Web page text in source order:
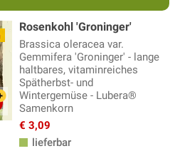
Rosenkohl 'Groninger'
Brassica oleracea var.
Gemmifera 'Groninger' - lange
haltbares, vitaminreiches
Spätherbst- und
Wintergemüse - Lubera®
Samenkorn
€ 3,09
lieferbar